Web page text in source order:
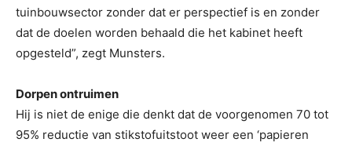
tuinbouwsector zonder dat er perspectief is en zonder
dat de doelen worden behaald die het kabinet heeft
opgesteld”, zegt Munsters.
Dorpen ontruimen
Hij is niet de enige die denkt dat de voorgenomen 70 tot
95% reductie van stikstofuitstoot weer een ‘papieren